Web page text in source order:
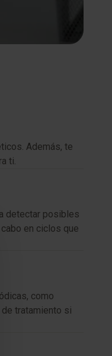
Además, te
ti.
detectar posibles
en ciclos que
como
tratamiento si